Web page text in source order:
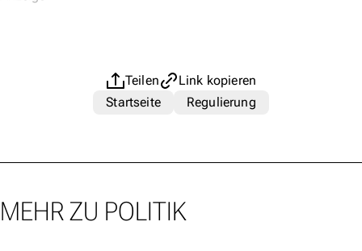
Teilen
Link kopieren
Startseite
Regulierung
MEHR ZU POLITIK